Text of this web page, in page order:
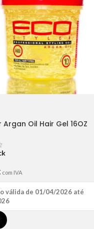
Argan Oil Hair Gel 16OZ
com IVA
válida de 01/04/2026 até